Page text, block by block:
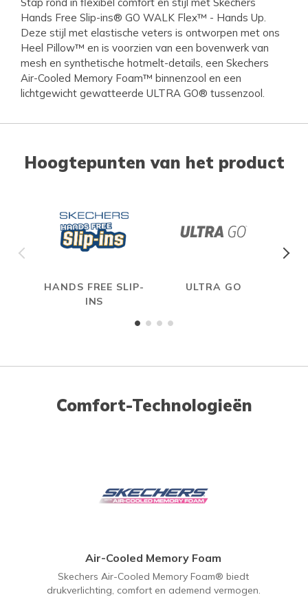
Hands Free Slip-ins® GO WALK Flex™ - Hands Up.
Deze stijl met elastische veters is ontworpen met ons
Heel Pillow™ en is voorzien van een bovenwerk van
mesh en synthetische hotmelt-details, een Skechers
Air-Cooled Memory Foam™ binnenzool en een
lichtgewicht gewatteerde ULTRA GO® tussenzool.
Hoogtepunten van het product
HANDS FREE SLIP-
INS
ULTRA GO
Comfort-Technologieën
Air-Cooled Memory Foam
Skechers Air-Cooled Memory Foam® biedt
drukverlichting, comfort en ademend vermogen.